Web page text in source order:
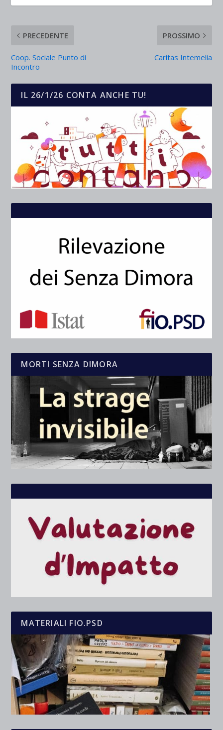
PRECEDENTE
Coop. Sociale Punto di
Incontro
PROSSIMO
Caritas Intemelia
IL 26/1/26 CONTA ANCHE TU!
MORTI SENZA DIMORA
MATERIALI FIO.PSD